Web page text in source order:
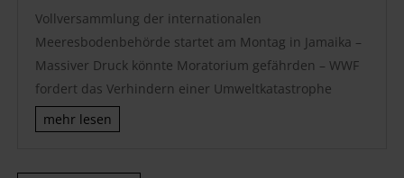
Vollversammlung der internationalen
Meeresbodenbehörde startet am Montag in Jamaika –
Massiver Druck könnte Moratorium gefährden – WWF
fordert das Verhindern einer Umweltkatastrophe
mehr lesen